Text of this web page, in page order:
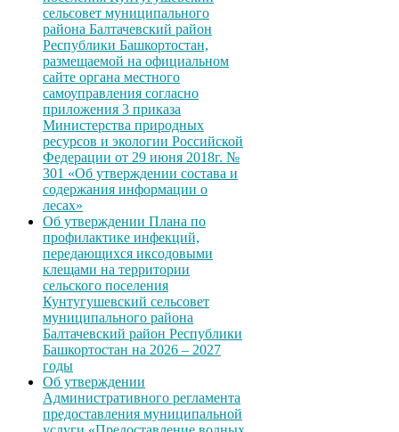
сельсовет муниципального
района Балтачевский район
Республики Башкортостан,
размещаемой на официальном
сайте органа местного
самоуправления согласно
приложения 3 приказа
Министерства природных
ресурсов и экологии Российской
Федерации от 29 июня 2018г. №
301 «Об утверждении состава и
содержания информации о
лесах»
Об утверждении Плана по
профилактике инфекций,
передающихся иксодовыми
клещами на территории
сельского поселения
Кунтугушевский сельсовет
муниципального района
Балтачевский район Республики
Башкортостан на 2026 – 2027
годы
Об утверждении
Административного регламента
предоставления муниципальной